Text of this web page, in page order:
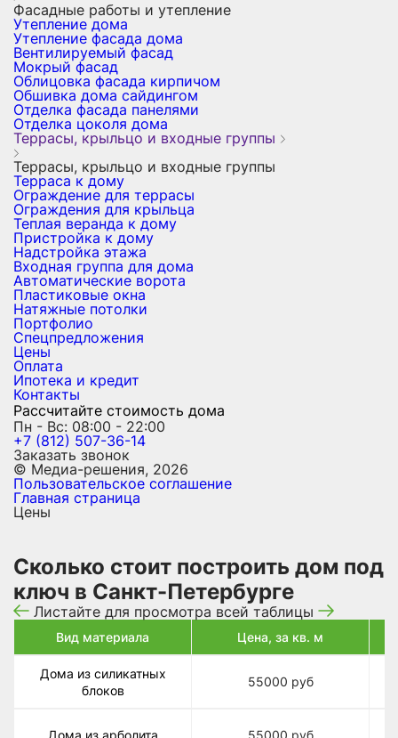
Фасадные работы и утепление
Утепление дома
Утепление фасада дома
Вентилируемый фасад
Мокрый фасад
Облицовка фасада кирпичом
Обшивка дома сайдингом
Отделка фасада панелями
Отделка цоколя дома
Террасы, крыльцо и входные группы
Террасы, крыльцо и входные группы
Терраса к дому
Ограждение для террасы
Ограждения для крыльца
Теплая веранда к дому
Пристройка к дому
Надстройка этажа
Входная группа для дома
Автоматические ворота
Пластиковые окна
Натяжные потолки
Портфолио
Спецпредложения
Цены
Оплата
Ипотека и кредит
Контакты
Рассчитайте стоимость дома
Пн - Вс: 08:00 - 22:00
+7 (812) 507-36-14
Заказать звонок
© Медиа-решения, 2026
Пользовательское соглашение
Главная страница
Цены
Cколько стоит построить дом под
ключ в Санкт-Петербурге
Листайте для просмотра всей таблицы
Вид материала Цена, за кв. м
Дома из силикатных
блоков
55000 руб
Дома из арболита 55000 руб